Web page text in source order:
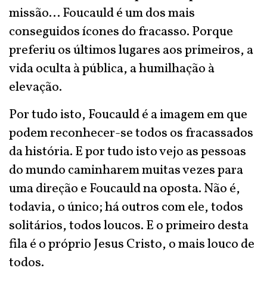
missão... Foucauld é um dos mais
conseguidos ícones do fracasso. Porque
preferiu os últimos lugares aos primeiros, a
vida oculta à pública, a humilhação à
elevação.
Por tudo isto, Foucauld é a imagem em que
podem reconhecer-se todos os fracassados
da história. E por tudo isto vejo as pessoas
do mundo caminharem muitas vezes para
uma direção e Foucauld na oposta. Não é,
todavia, o único; há outros com ele, todos
solitários, todos loucos. E o primeiro desta
fila é o próprio Jesus Cristo, o mais louco de
todos.